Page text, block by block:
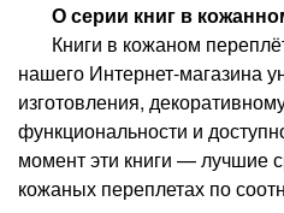
О серии книг в
Книги в кожаном
нашего Интернет-магазина
изготовления,
функциональности и
момент эти книги — лучшие
кожаных переплетах по